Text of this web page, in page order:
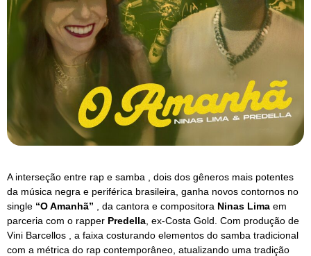
A interseção entre rap e samba , dois dos gêneros mais potentes
da música negra e periférica brasileira, ganha novos contornos no
single “O Amanhã” , da cantora e compositora Ninas Lima em
parceria com o rapper Predella , ex-Costa Gold. Com produção de
Vini Barcellos , a faixa costurando elementos do samba tradicional
com a métrica do rap contemporâneo, atualizando uma tradição